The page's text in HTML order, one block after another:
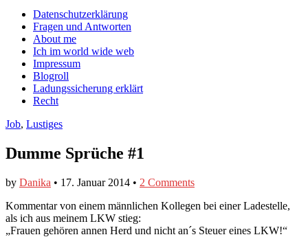
Facebook
anzeigen
Twitter
anzeigen
auf
Instagram
anzeigen
Main
menu
Skip
content
Datenschutzerklärung
Fragen und Antworten
About me
Ich im world wide web
Impressum
Blogroll
Ladungssicherung erklärt
Recht
Job, Lustiges
Dumme Sprüche #1
by Danika • 17. Januar 2014 • 2 Comments
Kommentar von einem männlichen Kollegen bei einer Ladestelle,
als ich aus meinem LKW stieg:
„Frauen gehören annen Herd und nicht an´s Steuer eines LKW!“